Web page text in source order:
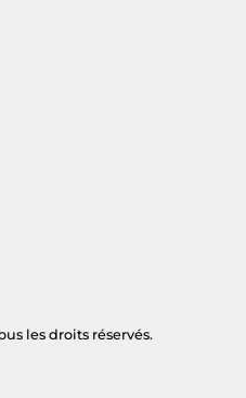
les droits réservés.